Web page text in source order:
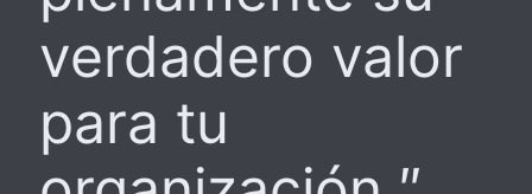
verdadero valor
para tu